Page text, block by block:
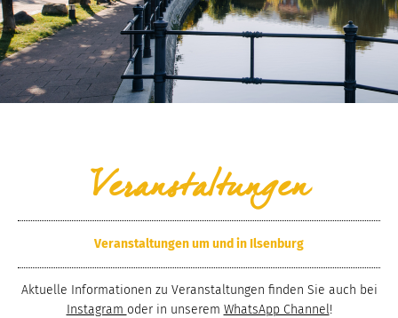
Veranstaltungen
Veranstaltungen um und in Ilsenburg
Aktuelle Informationen zu Veranstaltungen finden Sie auch bei
Instagram oder in unserem WhatsApp Channel!